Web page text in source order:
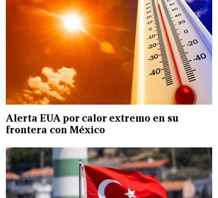
Alerta EUA por calor extremo en su
frontera con México